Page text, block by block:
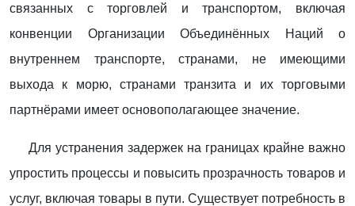
связанных с торговлей и транспортом, включая
конвенции Организации Объединённых Наций о
внутреннем транспорте, странами, не имеющими
выхода к морю, странами транзита и их торговыми
партнёрами имеет основополагающее значение.
Для устранения задержек на границах крайне важно
упростить процессы и повысить прозрачность товаров и
услуг, включая товары в пути. Существует потребность в